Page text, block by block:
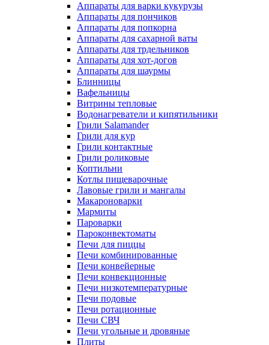
Аппараты для варки кукурузы
Аппараты для пончиков
Аппараты для попкорна
Аппараты для сахарной ваты
Аппараты для трдельников
Аппараты для хот-догов
Аппараты для шаурмы
Блинницы
Вафельницы
Витрины тепловые
Водонагреватели и кипятильники
Грили Salamander
Грили для кур
Грили контактные
Грили роликовые
Коптильни
Котлы пищеварочные
Лавовые грили и мангалы
Макароноварки
Мармиты
Пароварки
Пароконвектоматы
Печи для пиццы
Печи комбинированные
Печи конвейерные
Печи конвекционные
Печи низкотемпературные
Печи подовые
Печи ротационные
Печи СВЧ
Печи угольные и дровяные
Плиты